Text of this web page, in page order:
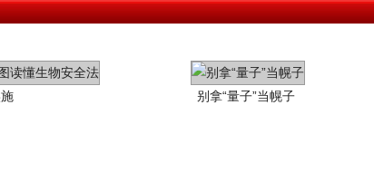
别拿“量子”当幌子